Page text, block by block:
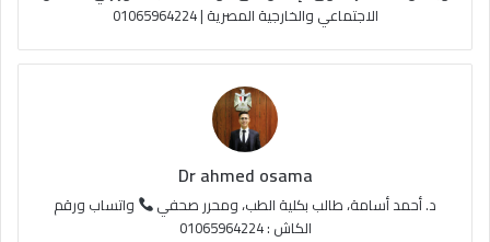
ق
ع
R
S
S
الاجتماعي والخارجية المصرية | 01065964224
Dr ahmed osama
د. أحمد أسامة، طالب بكلية الطب، ومحرر صحفي
واتساب ورقم
الكاش : 01065964224